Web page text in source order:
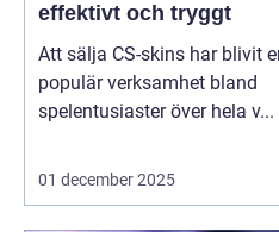
effektivt och tryggt
Att sälja CS-skins har blivit
populär verksamhet bland
spelentusiaster över hela v...
01 december 2025